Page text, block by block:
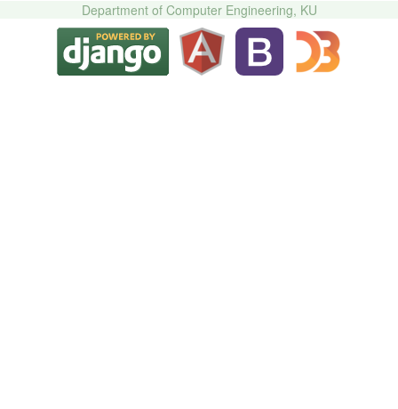
Department of Computer Engineering, KU